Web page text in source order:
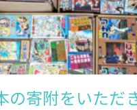
の寄附をいただ